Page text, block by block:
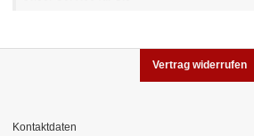
Vertrag widerrufen
Kontaktdaten